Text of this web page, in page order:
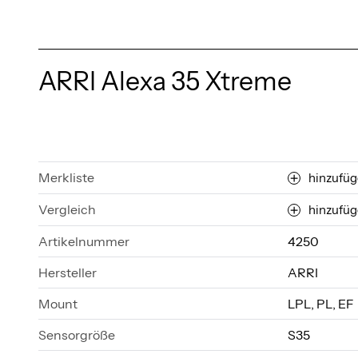
ARRI Alexa 35 Xtreme
Merkliste
Vergleich
Artikelnummer
4250
Hersteller
ARRI
Mount
LPL, PL, EF
Sensorgröße
S35